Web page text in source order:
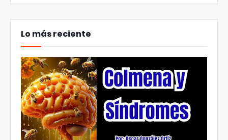
Lo más reciente